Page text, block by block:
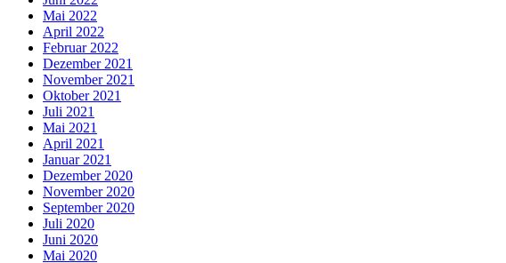
Mai 2022
April 2022
Februar 2022
Dezember 2021
November 2021
Oktober 2021
Juli 2021
Mai 2021
April 2021
Januar 2021
Dezember 2020
November 2020
September 2020
Juli 2020
Juni 2020
Mai 2020